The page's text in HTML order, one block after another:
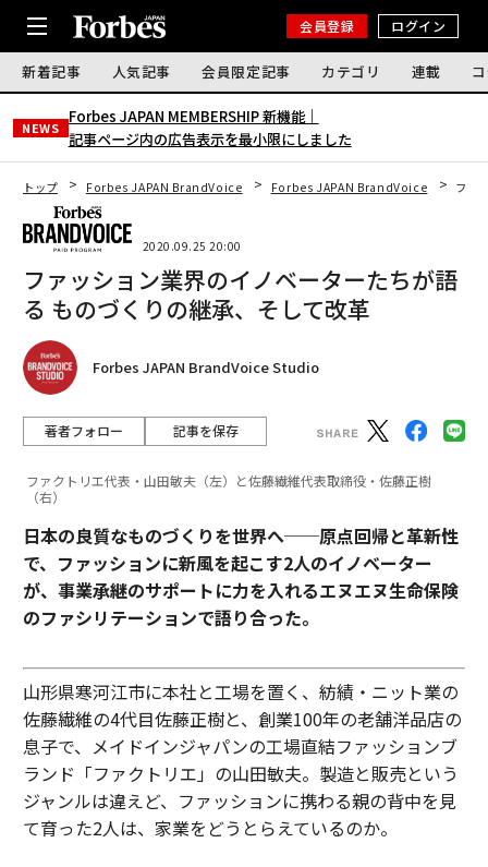
会員登録 ログイン
新着記事 人気記事 会員限定記事 カテゴリ 連載
NEWS
Forbes JAPAN MEMBERSHIP 新機能｜
記事ページ内の広告表示を最小限にしました
トップ Forbes JAPAN BrandVoice Forbes JAPAN BrandVoice ファ
2020.09.25 20:00
ファッション業界のイノベーターたちが語
る ものづくりの継承、そして改革
Forbes JAPAN BrandVoice Studio
著者フォロー 記事を保存
ファクトリエ代表・山田敏夫（左）と佐藤繊維代表取締役・佐藤正樹
（右）
日本の良質なものづくりを世界へ──原点回帰と革新性
で、ファッションに新風を起こす2人のイノベーター
が、事業承継のサポートに力を入れるエヌエヌ生命保険
のファシリテーションで語り合った。
山形県寒河江市に本社と工場を置く、紡績・ニット業の
佐藤繊維の4代目佐藤正樹と、創業100年の老舗洋品店の
息子で、メイドインジャパンの工場直結ファッションブ
ランド「ファクトリエ」の山田敏夫。製造と販売という
ジャンルは違えど、ファッションに携わる親の背中を見
て育った2人は、家業をどうとらえているのか。